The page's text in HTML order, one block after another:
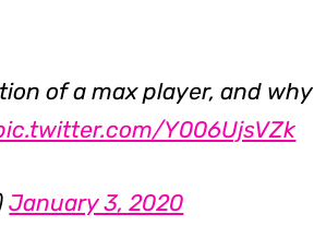
of a max player, and why
Y006UjsVZk
January 3, 2020